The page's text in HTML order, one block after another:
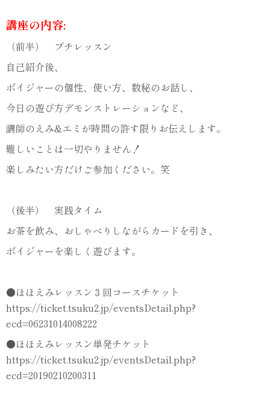
講座の内容:
（前半） プチレッスン
自己紹介後、
ボイジャーの個性、使い方、数秘のお話し、
今日の遊び方デモンストレーションなど、
講師のえみ&エミが時間の許す限りお伝えします。
難しいことは一切やりません！
楽しみたい方だけご参加ください。笑
（後半） 実践タイム
お茶を飲み、おしゃべりしながらカードを引き、
ボイジャーを楽しく遊びます。
●ほほえみレッスン３回コースチケット
https://ticket.tsuku2.jp/eventsDetail.php?
ecd=06231014008222
●ほほえみレッスン単発チケット
https://ticket.tsuku2.jp/eventsDetail.php?
ecd=20190210200311